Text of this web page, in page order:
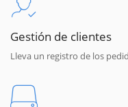
Gestión de clientes
Lleva un registro de los